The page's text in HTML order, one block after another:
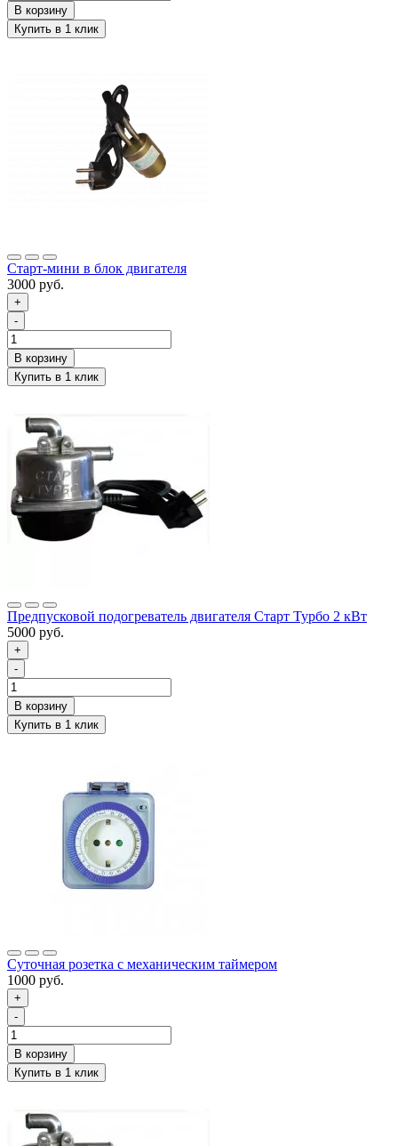
Старт-мини в блок двигателя
3000 руб.
+
-
Предпусковой подогреватель двигателя Старт Турбо 2 кВт
5000 руб.
+
-
Суточная розетка с механическим таймером
1000 руб.
+
-